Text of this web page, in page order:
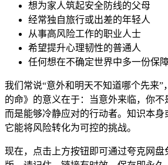
想为家人筑起安全防线的父母
经常独自旅行或出差的年轻人
从事高风险工作的职业人士
希望提升心理韧性的普通人
任何想在不确定世界中多一份保
我们常说“意外和明天不知道哪个先来”
的命》的意义在于：当意外来临，你不
而是能够冷静应对的行动者。知识本
它能将风险转化为可控的挑战。
现在，点击上方按钮即可通过夸克网盘